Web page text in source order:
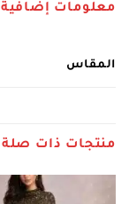
معلومات إضافية
المقاس
منتجات ذات صلة